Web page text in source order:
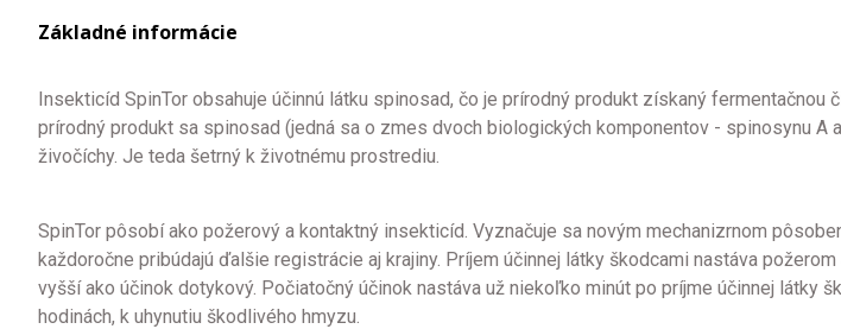
Základné informácie
Insekticíd SpinTor obsahuje účinnú látku spinosad, čo je prírodný produkt získaný
prírodný produkt sa spinosad (jedná sa o zmes dvoch biologických komponentov - spinosynu
živočíchy. Je teda šetrný k životnému prostrediu.
SpinTor pôsobí ako požerový a kontaktný insekticíd. Vyznačuje sa novým mechanizrnom
každoročne pribúdajú ďalšie registrácie aj krajiny. Príjem účinnej látky škodcami nastáva
vyšší ako účinok dotykový. Počiatočný účinok nastáva už niekoľko minút po príjme účinnej látky
hodinách, k uhynutiu škodlivého hmyzu.